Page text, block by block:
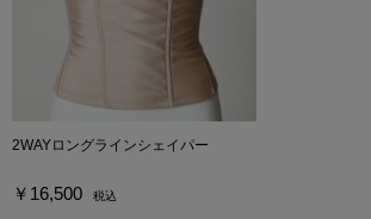
2WAYロングラインシェイパー
￥16,500 税込